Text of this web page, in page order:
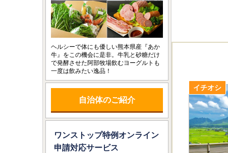
ヘルシーで体にも優しい熊本県産『あか
牛』をこの機会に是非。牛乳と砂糖だけ
で発酵させた阿部牧場飲むヨーグルトも
一度は飲みたい逸品！
自治体のご紹介
ワンストップ特例オンライン
申請対応サービス